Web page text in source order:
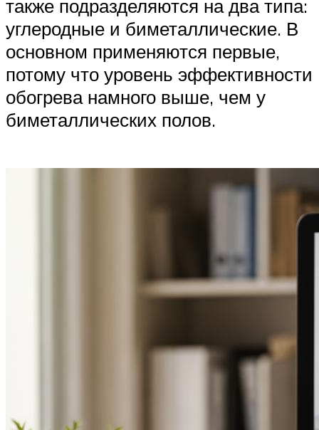
также подразделяются на два типа:
углеродные и биметаллические. В
основном применяются первые,
потому что уровень эффективности
обогрева намного выше, чем у
биметаллических полов.